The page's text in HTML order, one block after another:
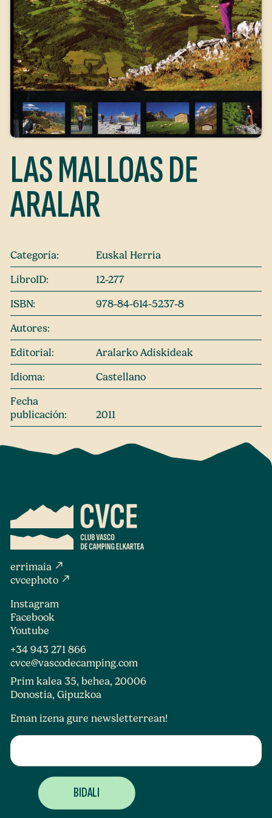
LAS MALLOAS DE
ARALAR
Categoría:
Euskal Herria
LibroID:
12-277
ISBN:
978-84-614-5237-8
Autores:
Editorial:
Aralarko Adiskideak
Idioma:
Castellano
Fecha
publicación:
2011
errimaia north_east
cvcephoto north_east
Instagram
Facebook
Youtube
+34 943 271 866
cvce@vascodecamping.com
Prim kalea 35, behea, 20006
Donostia, Gipuzkoa
Eman izena gure newsletterrean!